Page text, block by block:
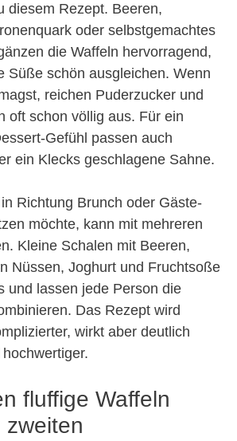
diesem Rezept. Beeren,
oder selbstgemachtes
die Waffeln hervorragend,
Süße schön ausgleichen. Wenn
reichen Puderzucker und
oft schon völlig aus. Für ein
Gefühl passen auch
ein Klecks geschlagene Sahne.
Richtung Brunch oder Gäste-
möchte, kann mit mehreren
Kleine Schalen mit Beeren,
Nüssen, Joghurt und Fruchtsoße
und lassen jede Person die
Das Rezept wird
wirkt aber deutlich
fluffige Waffeln
zweiten